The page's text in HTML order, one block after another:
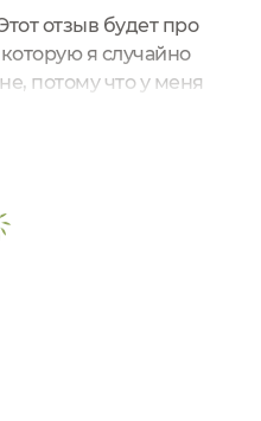
отзыв будет про
я случайно
потому что у меня
бальзам или маска,
слово "эко" как